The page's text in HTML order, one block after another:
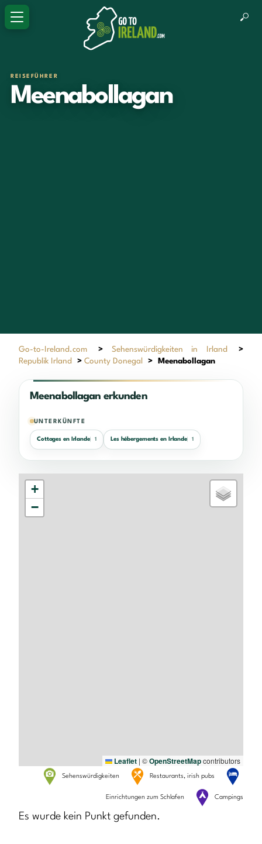
REISEFÜHRER
Meenabollagan
Go-to-Ireland.com > Sehenswürdigkeiten in Irland
>
Republik Irland
> County Donegal > Meenabollagan
Meenabollagan erkunden
UNTERKÜNFTE
Cottages en Irlande 1 Les hébergements en Irlande 1
+
−
Leaflet | ©OpenStreetMapcontributors
Sehenswürdigkeiten Restaurants, irish pubs
Einrichtungen zum Schlafen Campings
Es wurde kein Punkt gefunden.